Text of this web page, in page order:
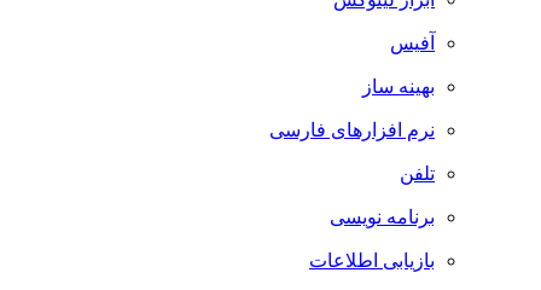
آفیس
بهینه ساز
نرم افزارهای فارسی
تلفن
برنامه نویسی
بازیابی اطلاعات